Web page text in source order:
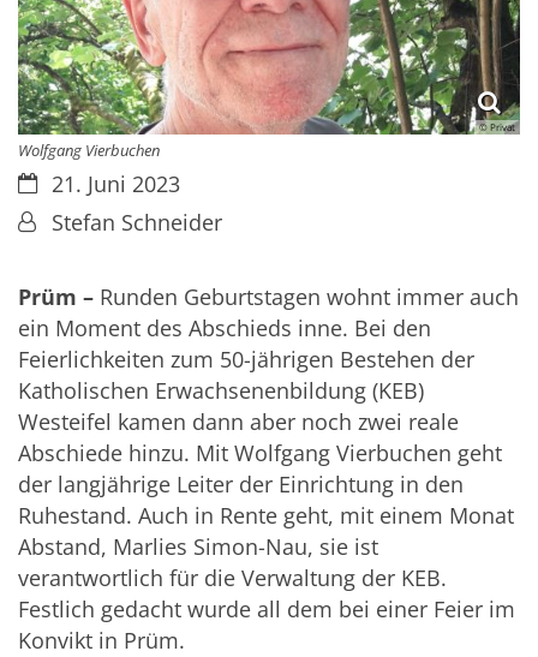
© Privat
Wolfgang Vierbuchen
Datum:21. Juni 2023
Von:Stefan Schneider
Prüm – Runden Geburtstagen wohnt immer auch
ein Moment des Abschieds inne. Bei den
Feierlichkeiten zum 50-jährigen Bestehen der
Katholischen Erwachsenenbildung (KEB)
Westeifel kamen dann aber noch zwei reale
Abschiede hinzu. Mit Wolfgang Vierbuchen geht
der langjährige Leiter der Einrichtung in den
Ruhestand. Auch in Rente geht, mit einem Monat
Abstand, Marlies Simon-Nau, sie ist
verantwortlich für die Verwaltung der KEB.
Festlich gedacht wurde all dem bei einer Feier im
Konvikt in Prüm.